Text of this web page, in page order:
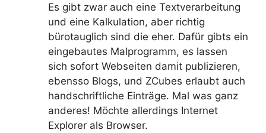
Es gibt zwar auch eine Textverarbeitung
und eine Kalkulation, aber richtig
bürotauglich sind die eher. Dafür gibts ein
eingebautes Malprogramm, es lassen
sich sofort Webseiten damit publizieren,
ebensso Blogs, und ZCubes erlaubt auch
handschriftliche Einträge. Mal was ganz
anderes! Möchte allerdings Internet
Explorer als Browser.